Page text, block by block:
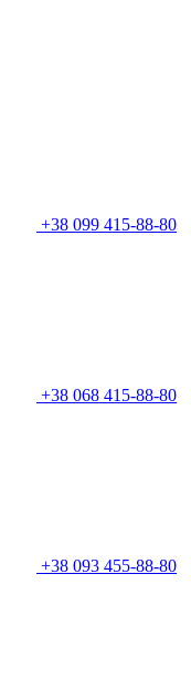
+38 099 415-88-80
+38 068 415-88-80
+38 093 455-88-80